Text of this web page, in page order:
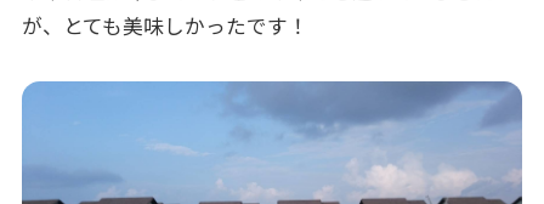
が、とても美味しかったです！